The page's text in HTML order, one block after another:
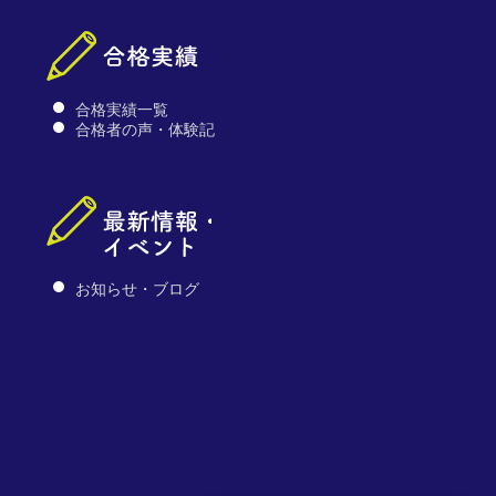
合格実績一覧
合格者の声・体験記
お知らせ・ブログ